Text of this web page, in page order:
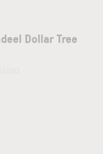
Dollar Tree